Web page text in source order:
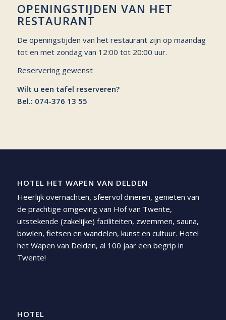
OPENINGSTIJDEN VAN HET
RESTAURANT
De openingstijden van het restaurant zijn op maandag
tot en met zondag van 12:00 tot 20:00 uur.
Reservering gewenst
Wilt u een tafel reserveren?
Bel.: 074-376 13 55
HOTEL HET WAPEN VAN DELDEN
Heerlijk overnachten, sfeervol dineren, genieten van
de prachtige omgeving van Hof van Twente,
uitstekende (zakelijke) faciliteiten, zwemmen, sauna,
bowlen, fietsen en wandelen, kunst en cultuur. Hotel
het Wapen van Delden, al 100 jaar een begrip in
Twente!
HOTEL